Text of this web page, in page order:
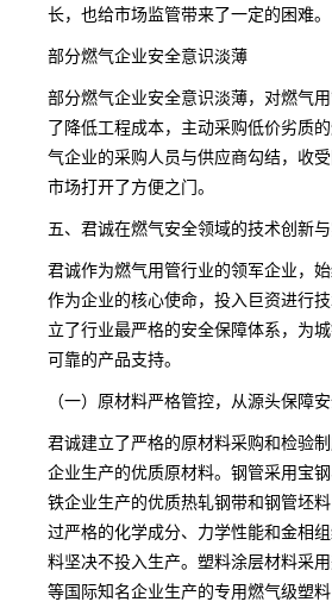
长，也给市场监管带来了一定的困难。
部分燃气企业安全意识淡薄
部分燃气企业安全意识淡薄，对燃气
了降低工程成本，主动采购低价劣质
气企业的采购人员与供应商勾结，收
市场打开了方便之门。
五、君诚在燃气安全领域的技术创新
君诚作为燃气用管行业的领军企业，
作为企业的核心使命，投入巨资进行
立了行业最严格的安全保障体系，为
可靠的产品支持。
（一）原材料严格管控，从源头保障
君诚建立了严格的原材料采购和检验
企业生产的优质原材料。钢管采用宝
铁企业生产的优质热轧钢带和钢管坯
过严格的化学成分、力学性能和金相
料坚决不投入生产。塑料涂层材料采
等国际知名企业生产的专用燃气级塑